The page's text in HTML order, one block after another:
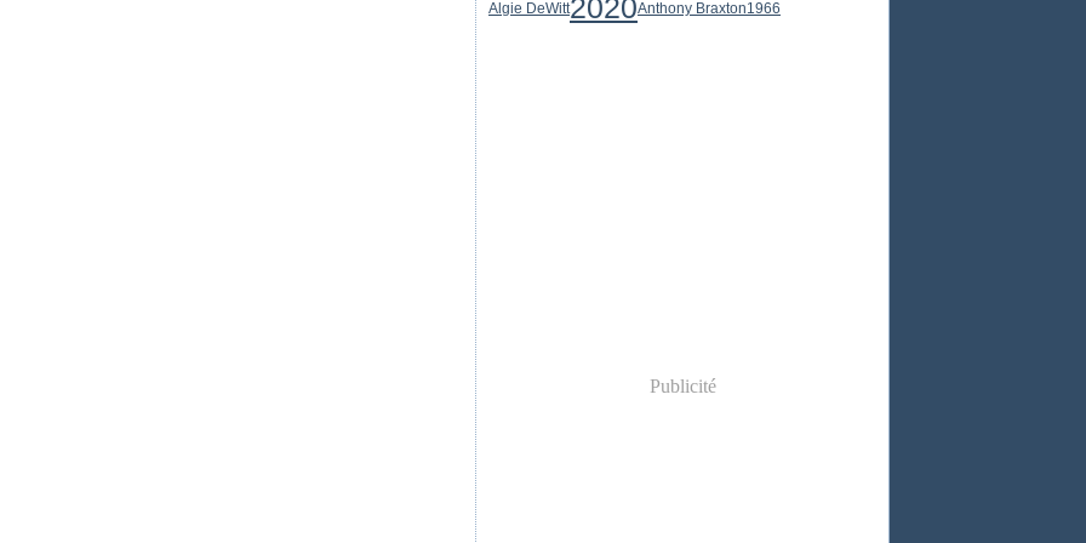
Algie DeWitt2020Anthony Braxton1966
Publicité